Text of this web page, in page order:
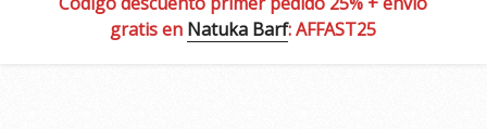
gratis en Natuka Barf: AFFAST25